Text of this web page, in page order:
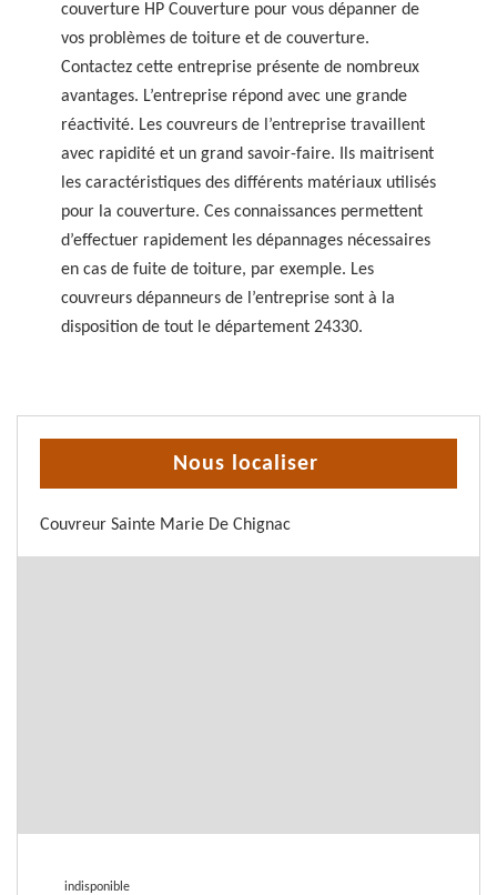
couverture HP Couverture pour vous dépanner de
vos problèmes de toiture et de couverture.
Contactez cette entreprise présente de nombreux
avantages. L’entreprise répond avec une grande
réactivité. Les couvreurs de l’entreprise travaillent
avec rapidité et un grand savoir-faire. Ils maitrisent
les caractéristiques des différents matériaux utilisés
pour la couverture. Ces connaissances permettent
d’effectuer rapidement les dépannages nécessaires
en cas de fuite de toiture, par exemple. Les
couvreurs dépanneurs de l’entreprise sont à la
disposition de tout le département 24330.
Nous localiser
Couvreur Sainte Marie De Chignac
indisponible